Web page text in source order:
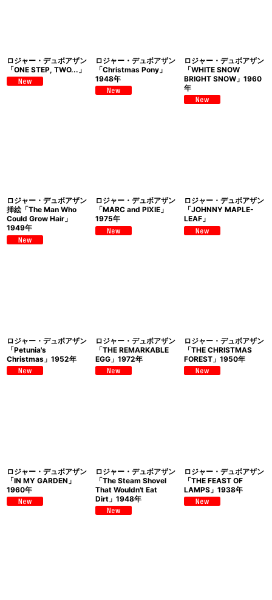
ロジャー・デュボアザン
「ONE STEP, TWO...」
ロジャー・デュボアザン
「Christmas Pony」
1948年
ロジャー・デュボアザン
「WHITE SNOW
BRIGHT SNOW」1960
年
ロジャー・デュボアザン
挿絵「The Man Who
Could Grow Hair」
1949年
ロジャー・デュボアザン
「MARC and PIXIE」
1975年
ロジャー・デュボアザン
「JOHNNY MAPLE-
LEAF」
ロジャー・デュボアザン
「Petunia's
Christmas」1952年
ロジャー・デュボアザン
「THE REMARKABLE
EGG」1972年
ロジャー・デュボアザン
「THE CHRISTMAS
FOREST」1950年
ロジャー・デュボアザン
「IN MY GARDEN」
1960年
ロジャー・デュボアザン
「The Steam Shovel
That Wouldn't Eat
Dirt」1948年
ロジャー・デュボアザン
「THE FEAST OF
LAMPS」1938年